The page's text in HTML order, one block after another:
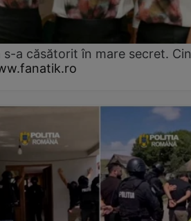
s-a căsătorit în mare secret.